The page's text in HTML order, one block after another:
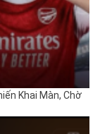
Khai Màn, Chờ